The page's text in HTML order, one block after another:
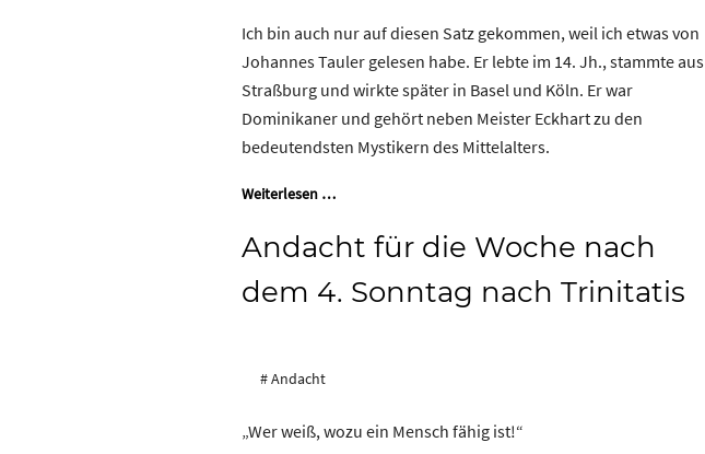
Ich bin auch nur auf diesen Satz gekommen, weil ich etwas von
Johannes Tauler gelesen habe. Er lebte im 14. Jh., stammte aus
Straßburg und wirkte später in Basel und Köln. Er war
Dominikaner und gehört neben Meister Eckhart zu den
bedeutendsten Mystikern des Mittelalters.
Weiterlesen …
Andacht für die Woche nach
dem 4. Sonntag nach Trinitatis
# Andacht
„Wer weiß, wozu ein Mensch fähig ist!“